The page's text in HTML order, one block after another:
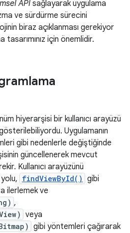
APIsağlayarak uygulama
ve sürdürme sürecini
biraz açıklanması gerekiyor
tasarımınız için önemlidir.
hiyerarşisi bir kullanıcı arayüzü
Uygulamanın
gibi nedenlerle değiştiğinde
güncellenerek mevcut
Kullanıcı arayüzünü
findViewById() gibi
ilerlemek ve
,
veya
gibi yöntemleri çağırarak